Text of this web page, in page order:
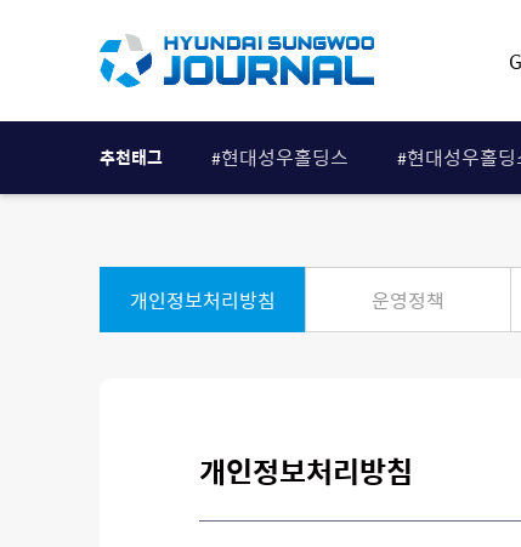
추천태그 #현대성우홀딩스 #현대성우홀딩
개인정보처리방침 운영정책
개인정보처리방침